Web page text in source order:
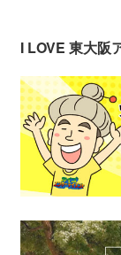
I LOVE 東大阪